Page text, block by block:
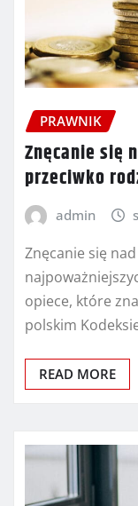
PRAWNIK
Znęcanie się
przeciwko
admin
Znęcanie się
opiece, które
polskim
READ MORE